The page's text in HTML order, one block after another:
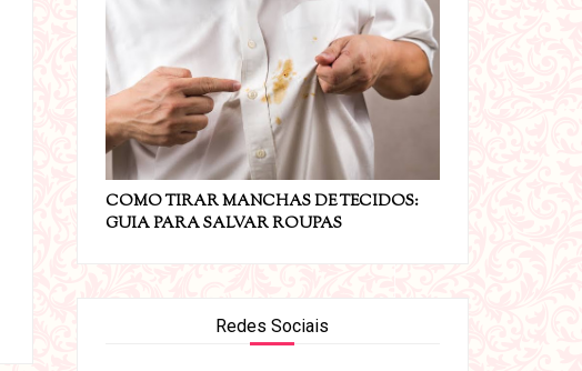
COMO TIRAR MANCHAS DE TECIDOS:
GUIA PARA SALVAR ROUPAS
Redes Sociais